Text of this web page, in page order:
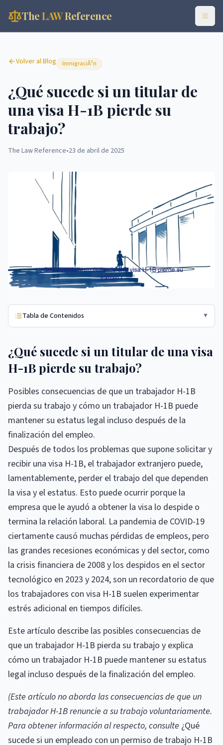
TheLAWReference
Volver al Blog InmigraciÃ³n
¿Qué sucede si un titular de
una visa H-1B pierde su
trabajo?
The Law Reference•23 de abril de 2025
Tabla de Contenidos ▼
¿Qué sucede si un titular de una visa
H-1B pierde su trabajo?
Posibles consecuencias de que un trabajador H-1B
pierda su trabajo y cómo un trabajador H-1B puede
mantener su estatus legal incluso después de la
finalización del empleo.
Después de todos los problemas que supone solicitar y
recibir una visa H-1B, el trabajador extranjero puede,
lamentablemente, perder el trabajo del que dependen
la visa y el estatus. Esto puede ocurrir porque la
empresa que le ayudó a obtener la visa lo despide o
termina la relación laboral. La pandemia de COVID-19
ciertamente causó muchas pérdidas de empleos, pero
las grandes recesiones económicas y del sector, como
la crisis financiera de 2008 y los despidos en el sector
tecnológico en 2023 y 2024, son un recordatorio de que
los trabajadores con visa H-1B suelen experimentar
estrés adicional en tiempos difíciles.
Este artículo describe las posibles consecuencias de
que un trabajador H-1B pierda su trabajo y explica
cómo un trabajador H-1B puede mantener su estatus
legal incluso después de la finalización del empleo.
(Este artículo no aborda las consecuencias de que un
trabajador H-1B renuncie a su trabajo voluntariamente.
Para obtener información al respecto, consulte ¿Qué
sucede si un empleado con un permiso de trabajo H-1B